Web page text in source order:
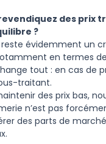
des prix
?
reste évidemment un
en termes
tout : en cas de
traitant.
des prix bas,
n’est pas
des parts de